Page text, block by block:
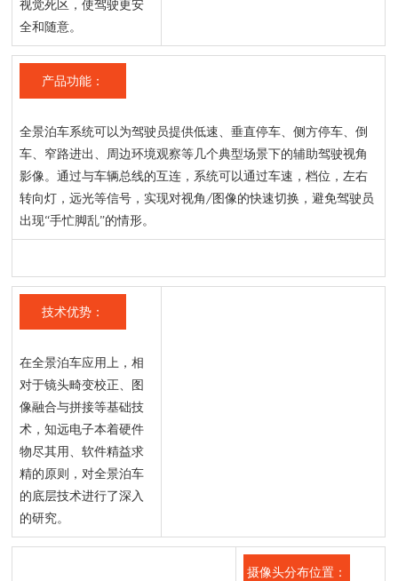
视觉死区，使驾驶更安
全和随意。
产品功能：
全景泊车系统可以为驾驶员提供低速、垂直停车、侧方停车、倒
车、窄路进出、周边环境观察等几个典型场景下的辅助驾驶视角
影像。通过与车辆总线的互连，系统可以通过车速，档位，左右
转向灯，远光等信号，实现对视角/图像的快速切换，避免驾驶员
出现“手忙脚乱”的情形。
技术优势：
在全景泊车应用上，相
对于镜头畸变校正、图
像融合与拼接等基础技
术，知远电子本着硬件
物尽其用、软件精益求
精的原则，对全景泊车
的底层技术进行了深入
的研究。
摄像头分布位置：